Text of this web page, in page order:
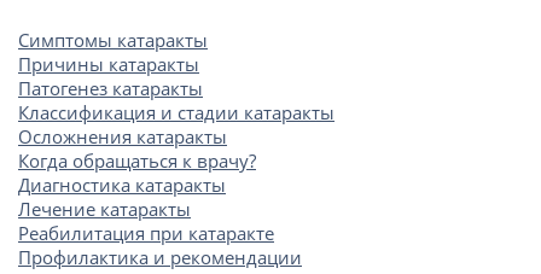
Симптомы катаракты
Причины катаракты
Патогенез катаракты
Классификация и стадии катаракты
Осложнения катаракты
Когда обращаться к врачу?
Диагностика катаракты
Лечение катаракты
Реабилитация при катаракте
Профилактика и рекомендации